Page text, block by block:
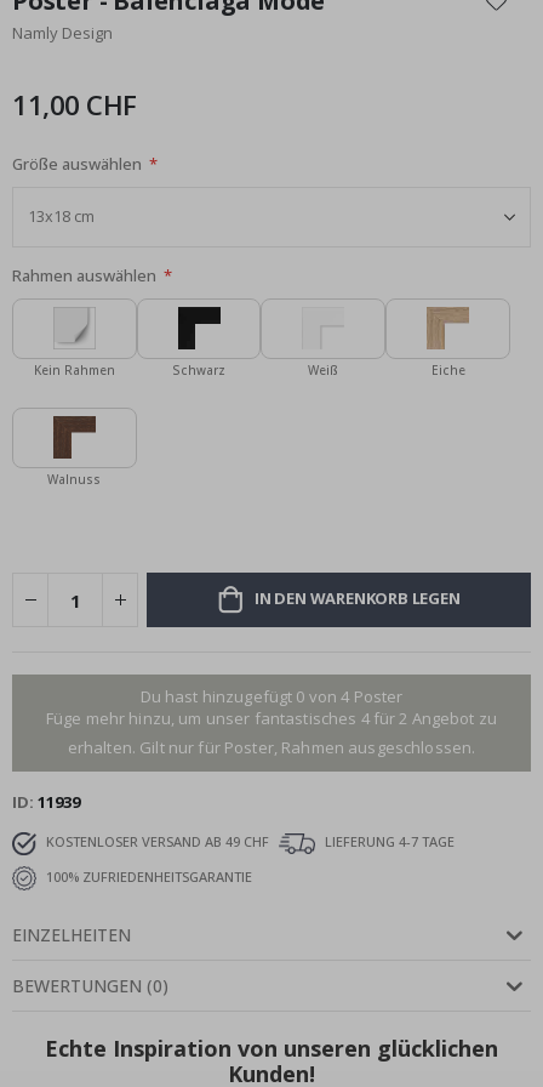
der
Bildgalerie
Namly Design
11,00 CHF
Größe auswählen
Rahmen auswählen
Kein Rahmen Schwarz Weiß Eiche
Walnuss
IN DEN WARENKORB LEGEN
Du hast hinzugefügt 0 von 4 Poster
Füge mehr hinzu, um unser fantastisches 4 für 2 Angebot zu
erhalten. Gilt nur für Poster, Rahmen ausgeschlossen.
ID 11939
KOSTENLOSER VERSAND AB 49 CHF
LIEFERUNG 4-7 TAGE
100% ZUFRIEDENHEITSGARANTIE
EINZELHEITEN
BEWERTUNGEN (0)
Echte Inspiration von unseren glücklichen
Kunden!